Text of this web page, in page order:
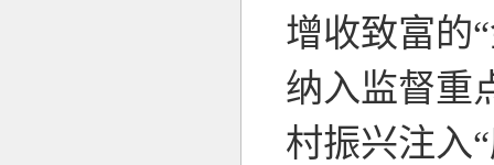
增收致富的
纳入监督重
村振兴注入